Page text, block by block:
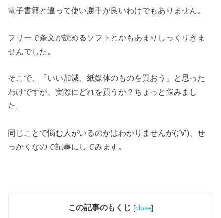
電子書籍と違って使い勝手が良いわけでもありません。
フリーで条文が読めるソフトとかもあまりしっくりきま
せんでした。
そこで、「いい加減、紙媒体のものを買おう」と思った
わけですが、実際にどれを買うか？ちょっと悩みまし
た。
同じことで悩む人がいるのかはわかりませんが(;’∀’)、せ
っかくなので記事にしてみます。
この記事のもくじ [close]